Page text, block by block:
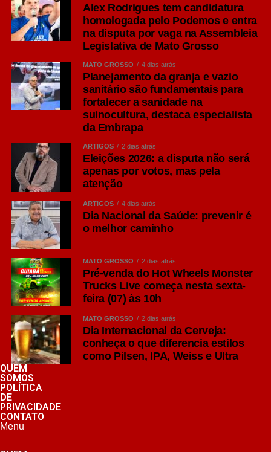
IPA: personalidade marcada pelo lúpulo
Um dos estilos que mais cresceram em popularidade nos
últimos anos é a India Pale Ale (IPA), pertencente à
Garrett Oliver, ela surgiu por problemas logísticos no
século 19. Os colonizadores britânicos tinham as
cervejas estragadas ao longo de suas viagens à Índia,
então encontraram a solução de colocar uma
concentração maior de lúpulo, que age como conservante
natural e dá mais amargor, e de álcool, para que a bebida
suportasse as longas viagens marítimas sem perder
qualidade.
Seu diferencial está na maior presença do lúpulo,
ingrediente responsável por aromas cítricos, florais e
frutados, além de um amargor mais pronunciado quando
comparado às Lagers tradicionais.
Consumidores que apreciam sabores mais intensos
costumam encontrar na IPA uma excelente opção para
momentos de degustação ou refeições de sabor
marcante, como hambúrgueres artesanais e carnes
grelhadas.
Weiss: tradição das cervejas de trigo
Outro representante da família Ale é a Weissbier,
tradicional cerveja de trigo originária da Alemanha.
Elaborada com significativa proporção de trigo em sua
composição, ela apresenta espuma abundante, textura
Alex Rodrigues tem candidatura
homologada pelo Podemos e entra
na disputa por vaga na Assembleia
Legislativa de Mato Grosso
MATO GROSSO 4 dias atrás
Planejamento da granja e vazio
sanitário são fundamentais para
fortalecer a sanidade na
suinocultura, destaca especialista
da Embrapa
ARTIGOS 2 dias atrás
Eleições 2026: a disputa não será
apenas por votos, mas pela
atenção
ARTIGOS 4 dias atrás
Dia Nacional da Saúde: prevenir é
o melhor caminho
MATO GROSSO 2 dias atrás
Pré-venda do Hot Wheels Monster
Trucks Live começa nesta sexta-
feira (07) às 10h
MATO GROSSO 2 dias atrás
Dia Internacional da Cerveja:
conheça o que diferencia estilos
como Pilsen, IPA, Weiss e Ultra
QUEM
SOMOS
POLÍTICA
DE
PRIVACIDADE
CONTATO
Menu